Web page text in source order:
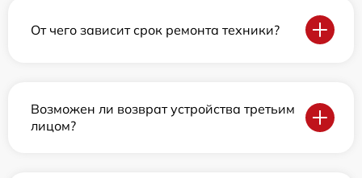
От чего зависит срок ремонта техники?
Возможен ли возврат устройства третьим
лицом?